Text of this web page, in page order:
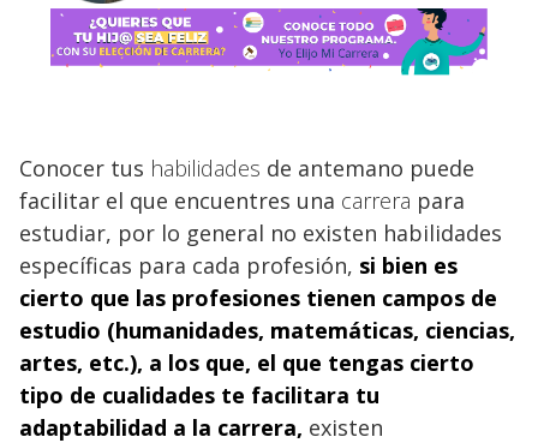
Conocer tus habilidades de antemano puede
facilitar el que encuentres una carrera para
estudiar, por lo general no existen habilidades
específicas para cada profesión, si bien es
cierto que las profesiones tienen campos de
estudio (humanidades, matemáticas, ciencias,
artes, etc.), a los que, el que tengas cierto
tipo de cualidades te facilitara tu
adaptabilidad a la carrera, existen